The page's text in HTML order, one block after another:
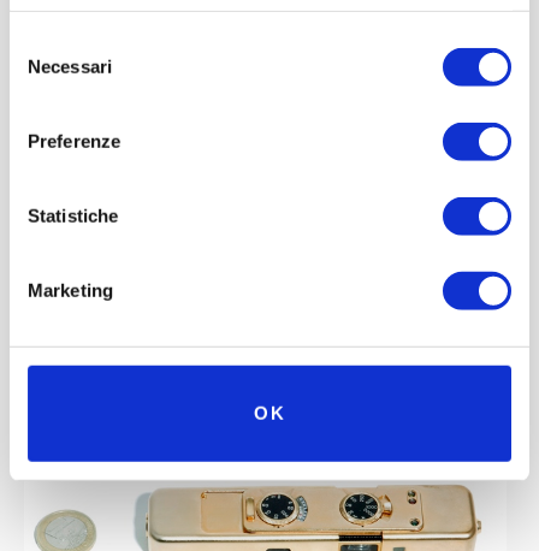
delNecessari
Preferenze
Statistiche
Marketing
OK